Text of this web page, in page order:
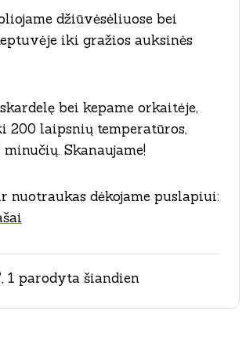
džiūvėsėliuose bei
iki gražios auksinės
bei kepame orkaitėje,
200 laipsnių temperatūros,
Skanaujame!
nuotraukas dėkojame puslapiui:
1 parodyta šiandien